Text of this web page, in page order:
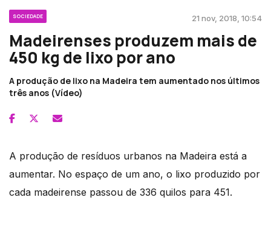
SOCIEDADE 21 nov, 2018, 10:54
Madeirenses produzem mais de
450 kg de lixo por ano
A produção de lixo na Madeira tem aumentado nos últimos
três anos (Vídeo)
A produção de resíduos urbanos na Madeira está a
aumentar. No espaço de um ano, o lixo produzido por
cada madeirense passou de 336 quilos para 451.